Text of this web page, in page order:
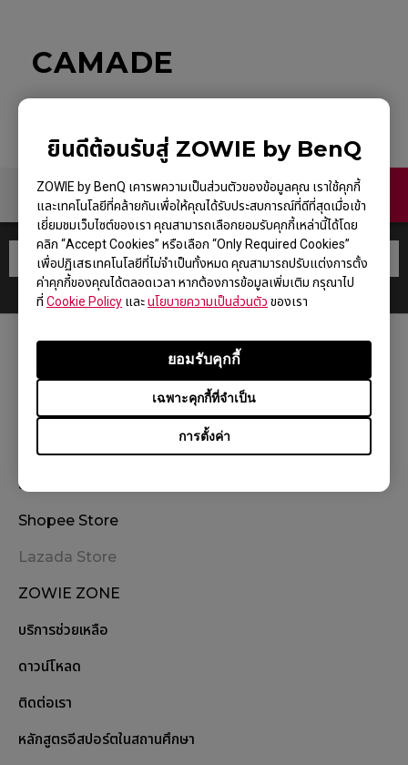
ยินดีต้อนรับสู่ ZOWIE by BenQ
ZOWIE by BenQ เคารพความเป็นส่วนตัวของข้อมูลคุณ เราใช้คุกกี้
และเทคโนโลยีที่คล้ายกันเพื่อให้คุณได้รับประสบการณ์ที่ดีที่สุดเมื่อเข้า
เยี่ยมชมเว็บไซต์ของเรา คุณสามารถเลือกยอมรับคุกกี้เหล่านี้ได้โดย
คลิก “Accept Cookies” หรือเลือก “Only Required Cookies”
เพื่อปฏิเสธเทคโนโลยีที่ไม่จำเป็นทั้งหมด คุณสามารถปรับแต่งการตั้ง
ค่าคุกกี้ของคุณได้ตลอดเวลา หากต้องการข้อมูลเพิ่มเติม กรุณาไป
ที่ Cookie Policy และนโยบายความเป็นส่วนตัว ของเรา
การตั้งค่า
เฉพาะคุกกี้ที่จำเป็น
ยอมรับคุกกี้
CAMADE
ติดต่อเรา
สั่งซื้อสินค้า
Shopee Store
Lazada Store
ZOWIE ZONE
บริการช่วยเหลือ
ดาวน์โหลด
ติดต่อเรา
หลักสูตรอีสปอร์ตในสถานศึกษา